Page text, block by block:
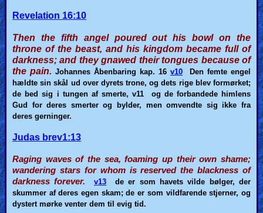
Revelation 16:10
Then the fifth angel poured out his bowl on the
throne of the beast, and his kingdom became full of
darkness; and they gnawed their tongues because of
the pain. Johannes Åbenbaring kap. 16 v10 Den femte engel
hældte sin skål ud over dyrets trone, og dets rige blev formørket;
de bed sig i tungen af smerte,v11 og de forbandede himlens
Gud for deres smerter og bylder, men omvendte sig ikke fra
deres gerninger.
Judas brev1:13
Raging waves of the sea, foaming up their own shame;
wandering stars for whom is reserved the blackness of
darkness forever.
v13 de er som havets vilde bølger, der
skummer af deres egen skam; de er som vildfarende stjerner, og
dystert mørke venter dem til evig tid.